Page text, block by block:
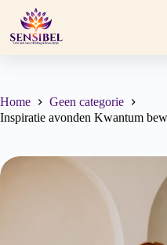
de
inhoud
Home
Geen categorie
Inspiratie avonden Kwantum